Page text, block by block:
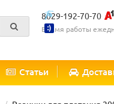
8029-192-70-70
Время работы
Статьи